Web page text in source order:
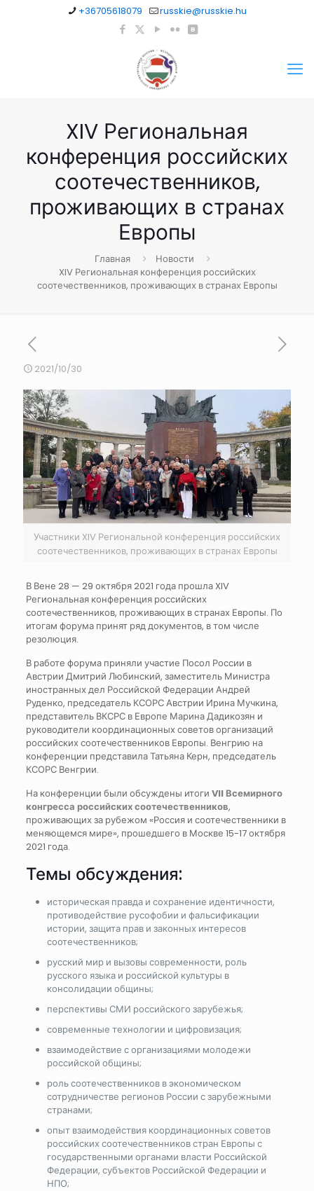
+36705618079 russkie@russkie.hu
XIV Региональная
конференция российских
соотечественников,
проживающих в странах
Европы
Главная
Новости
XIV Региональная конференция российских
соотечественников, проживающих в странах Европы
2021/10/30
Участники XIV Региональной конференция российских
соотечественников, проживающих в странах Европы
В Вене 28 — 29 октября 2021 года прошла XIV
Региональная конференция российских
соотечественников, проживающих в странах Европы. По
итогам форума принят ряд документов, в том числе
резолюция.
В работе форума приняли участие Посол России в
Австрии Дмитрий Любинский, заместитель Министра
иностранных дел Российской Федерации Андрей
Руденко, председатель КСОРС Австрии Ирина Мучкина,
представитель ВКСРС в Европе Марина Дадикозян и
руководители координационных советов организаций
российских соотечественников Европы. Венгрию на
конференции представила Татьяна Керн, председатель
КСОРС Венгрии.
На конференции были обсуждены итоги VII Всемирного
конгресса российских соотечественников,
проживающих за рубежом «Россия и соотечественники в
меняющемся мире», прошедшего в Москве 15-17 октября
2021 года.
Темы обсуждения:
историческая правда и сохранение идентичности,
противодействие русофобии и фальсификации
истории, защита прав и законных интересов
соотечественников;
русский мир и вызовы современности, роль
русского языка и российской культуры в
консолидации общины;
перспективы СМИ российского зарубежья;
современные технологии и цифровизация;
взаимодействие с организациями молодежи
российской общины;
роль соотечественников в экономическом
сотрудничестве регионов России с зарубежными
странами;
опыт взаимодействия координационных советов
российских соотечественников стран Европы с
государственными органами власти Российской
Федерации, субъектов Российской Федерации и
НПО;